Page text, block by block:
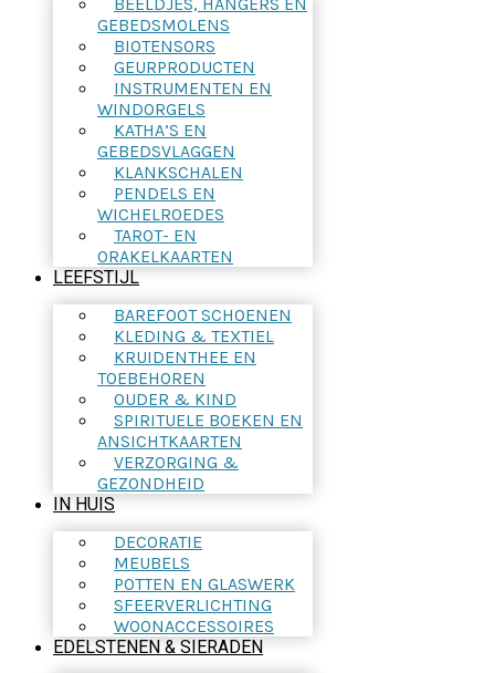
GEBEDSMOLENS
BIOTENSORS
GEURPRODUCTEN
INSTRUMENTEN EN
WINDORGELS
KATHA’S EN
GEBEDSVLAGGEN
KLANKSCHALEN
PENDELS EN
WICHELROEDES
TAROT- EN
ORAKELKAARTEN
LEEFSTIJL
BAREFOOT SCHOENEN
KLEDING & TEXTIEL
KRUIDENTHEE EN
TOEBEHOREN
OUDER & KIND
SPIRITUELE BOEKEN EN
ANSICHTKAARTEN
VERZORGING &
GEZONDHEID
IN HUIS
DECORATIE
MEUBELS
POTTEN EN GLASWERK
SFEERVERLICHTING
WOONACCESSOIRES
EDELSTENEN & SIERADEN